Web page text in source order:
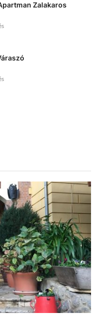
Zalakaros